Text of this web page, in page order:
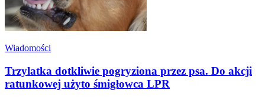
Wiadomości
Trzylatka dotkliwie pogryziona przez psa. Do akcji
ratunkowej użyto śmigłowca LPR